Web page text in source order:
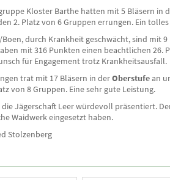
Kloster Barthe hatten mit 5 Bläsern in
2. Platz von 6 Gruppen errungen. Ein tolles
durch Krankheit geschwächt, sind mit
mit 316 Punkten einen beachtlichen 26.
für Engagement trotz Krankheitsausfall.
trat mit 17 Bläsern in derOberstufean
von 8 Gruppen. Eine sehr gute Leistung.
Jägerschaft Leer würdevoll präsentiert.
Waidwerk eingesetzt haben.
Stolzenberg